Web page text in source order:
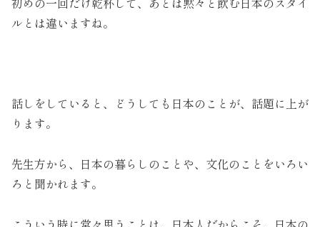
ルとは違いますね。
話しをしていると、どうしても日本のことが、話題に上が
ります。
先生方から、日本の暮らしのことや、文化のことをいろい
ろと聞かれます。